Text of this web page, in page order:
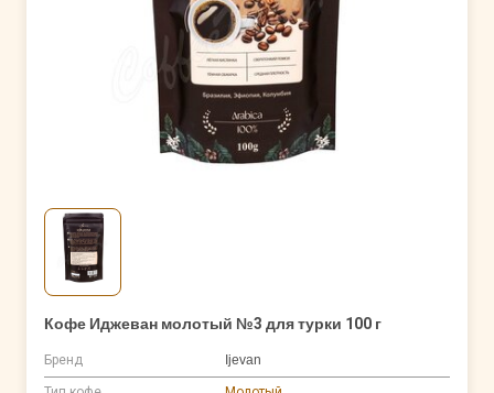
Кофе Иджеван молотый №3 для турки 100 г
Бренд Ijevan